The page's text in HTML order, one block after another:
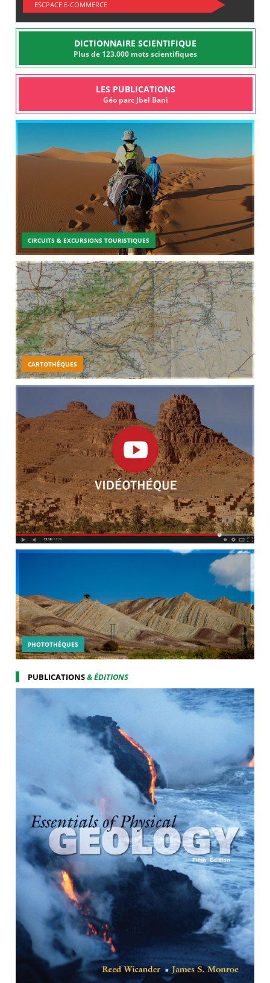
ESCPACE E-COMMERCE
DICTIONNAIRE SCIENTIFIQUE
Plus de 123.000 mots scientifiques
LES PUBLICATIONS
Géo parc Jbel Bani
CIRCUITS & EXCURSIONS TOURISTIQUES
CARTOTHÉQUES
PHOTOTHÉQUES
PUBLICATIONS& ÉDITIONS